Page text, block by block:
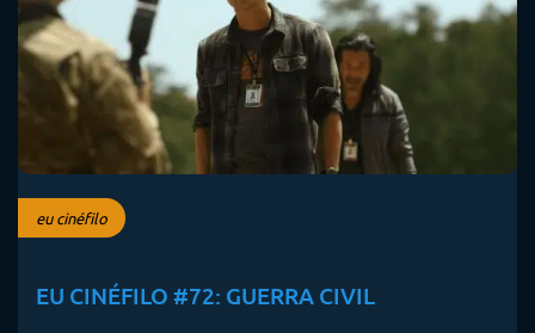
eu cinéfilo
EU CINÉFILO #72: GUERRA CIVIL